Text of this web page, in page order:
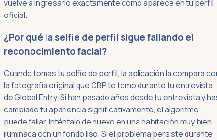
vuelve a ingresarlo exactamente como aparece en tu perfil
oficial.
¿Por qué la selfie de perfil sigue fallando el
reconocimiento facial?
Cuando tomas tu selfie de perfil, la aplicación la compara
la fotografía original que CBP te tomó durante tu entrevista
de Global Entry. Si han pasado años desde tu entrevista y
cambiado tu apariencia significativamente, el algoritmo
puede fallar. Inténtalo de nuevo en una habitación muy bien
iluminada con un fondo liso. Si el problema persiste durante